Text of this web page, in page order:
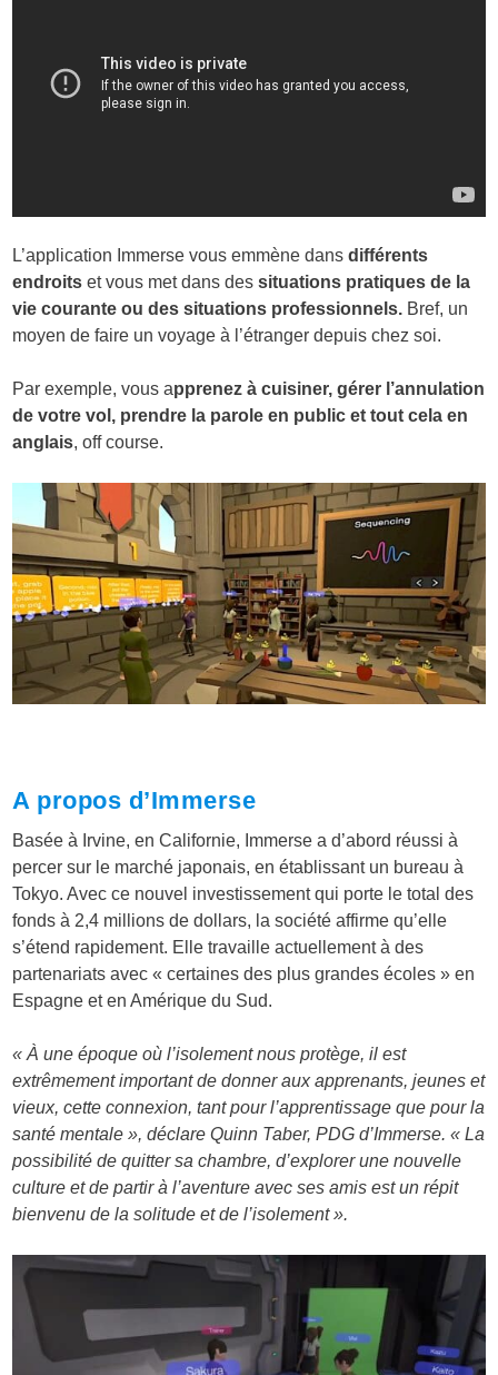
L’application Immerse vous emmène dansdifférents
endroits et vous met dans des situations pratiques de la
vie courante ou des situations professionnels. Bref, un
moyen de faire un voyage à l’étranger depuis chez soi.
Par exemple, vous apprenez à cuisiner, gérer l’annulation
de votre vol, prendre la parole en public et tout cela en
anglais, off course.
A propos d’Immerse
Basée à Irvine, en Californie, Immerse a d’abord réussi à
percer sur le marché japonais, en établissant un bureau à
Tokyo. Avec ce nouvel investissement qui porte le total des
fonds à 2,4 millions de dollars, la société affirme qu’elle
s’étend rapidement. Elle travaille actuellement à des
partenariats avec « certaines des plus grandes écoles » en
Espagne et en Amérique du Sud.
« À une époque où l’isolement nous protège, il est
extrêmement important de donner aux apprenants, jeunes et
vieux, cette connexion, tant pour l’apprentissage que pour la
santé mentale », déclare Quinn Taber, PDG d’Immerse. « La
possibilité de quitter sa chambre, d’explorer une nouvelle
culture et de partir à l’aventure avec ses amis est un répit
bienvenu de la solitude et de l’isolement ».